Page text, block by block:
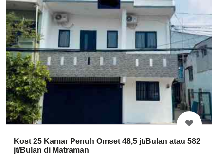
Kost 25 Kamar Penuh Omset 48,5 jt/Bulan atau 582
jt/Bulan di Matraman